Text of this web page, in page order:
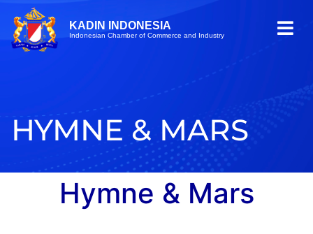
KADIN INDONESIA
Indonesian Chamber of Commerce and Industry
HYMNE & MARS
Hymne & Mars